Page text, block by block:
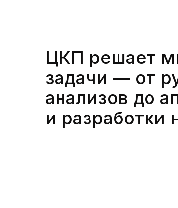
ЦКП решает
задачи — от
анализов до
и разработки